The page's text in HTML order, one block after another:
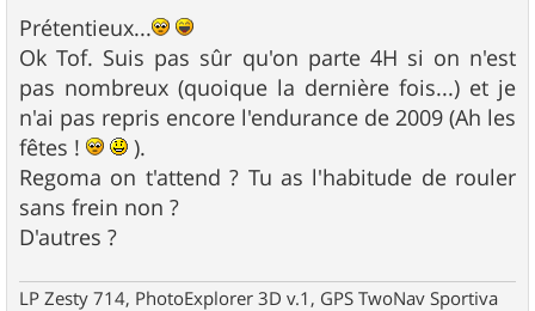
s
s
a
g
e
Prétentieux...
Ok Tof. Suis pas sûr qu'on parte 4H si on n'est
pas nombreux (quoique la dernière fois...) et je
n'ai pas repris encore l'endurance de 2009 (Ah les
fêtes !
).
Regoma on t'attend ? Tu as l'habitude de rouler
sans frein non ?
D'autres ?
LP Zesty 714, PhotoExplorer 3D v.1, GPS TwoNav Sportiva